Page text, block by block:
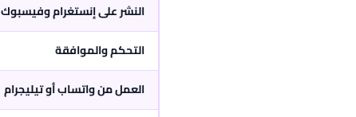
النشر على إنستغرام وفيسبوك
التحكم والموافقة
العمل من واتساب أو تيليجرام